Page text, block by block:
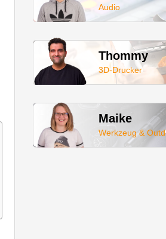
Audio
Thommy
3D-Drucker
Maike
Werkzeug &